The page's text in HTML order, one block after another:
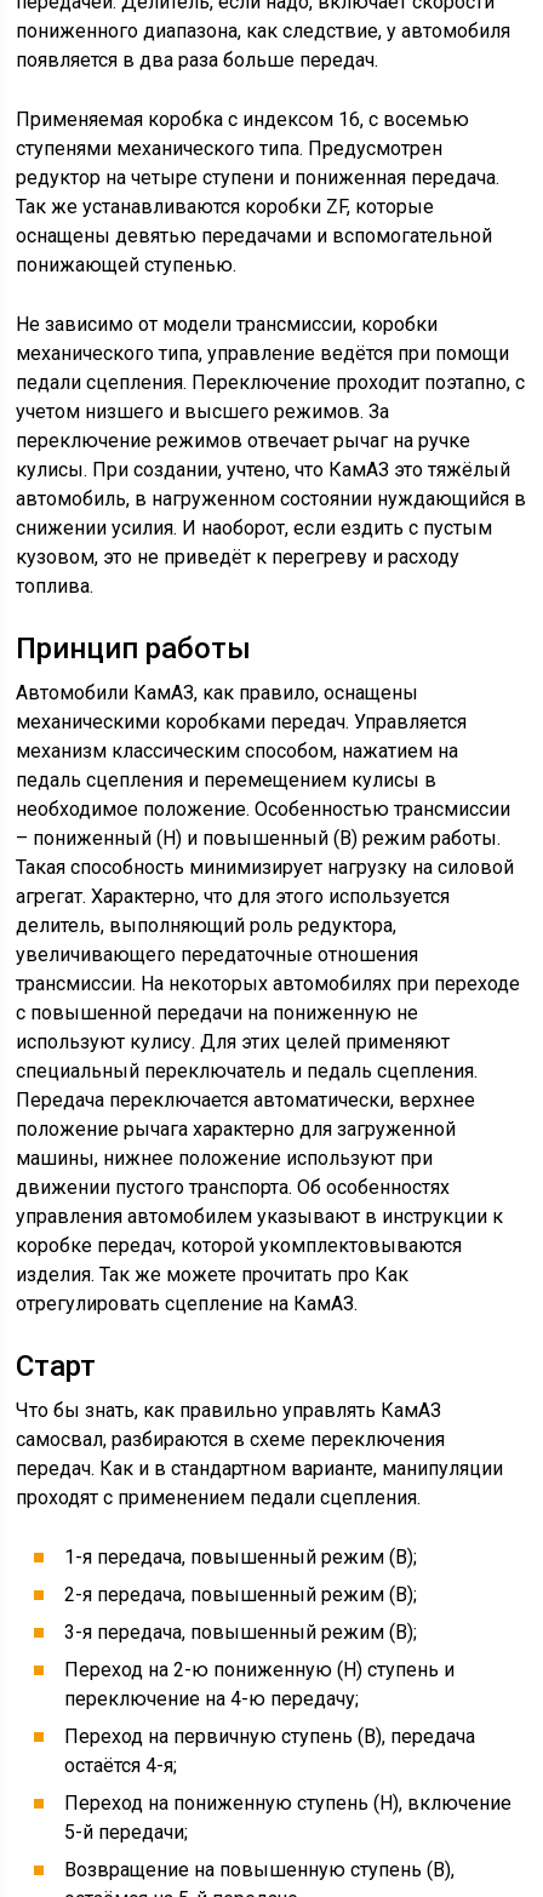
пониженного диапазона, как следствие, у автомобиля
появляется в два раза больше передач.
Применяемая коробка с индексом 16, с восемью
ступенями механического типа. Предусмотрен
редуктор на четыре ступени и пониженная передача.
Так же устанавливаются коробки ZF, которые
оснащены девятью передачами и вспомогательной
понижающей ступенью.
Не зависимо от модели трансмиссии, коробки
механического типа, управление ведётся при помощи
педали сцепления. Переключение проходит поэтапно, с
учетом низшего и высшего режимов. За
переключение режимов отвечает рычаг на ручке
кулисы. При создании, учтено, что КамАЗ это тяжёлый
автомобиль, в нагруженном состоянии нуждающийся в
снижении усилия. И наоборот, если ездить с пустым
кузовом, это не приведёт к перегреву и расходу
топлива.
Принцип работы
Автомобили КамАЗ, как правило, оснащены
механическими коробками передач. Управляется
механизм классическим способом, нажатием на
педаль сцепления и перемещением кулисы в
необходимое положение. Особенностью трансмиссии
– пониженный (Н) и повышенный (В) режим работы.
Такая способность минимизирует нагрузку на силовой
агрегат. Характерно, что для этого используется
делитель, выполняющий роль редуктора,
увеличивающего передаточные отношения
трансмиссии. На некоторых автомобилях при переходе
с повышенной передачи на пониженную не
используют кулису. Для этих целей применяют
специальный переключатель и педаль сцепления.
Передача переключается автоматически, верхнее
положение рычага характерно для загруженной
машины, нижнее положение используют при
движении пустого транспорта. Об особенностях
управления автомобилем указывают в инструкции к
коробке передач, которой укомплектовываются
изделия. Так же можете прочитать про Как
отрегулировать сцепление на КамАЗ.
Старт
Что бы знать, как правильно управлять КамАЗ
самосвал, разбираются в схеме переключения
передач. Как и в стандартном варианте, манипуляции
проходят с применением педали сцепления.
1-я передача, повышенный режим (В);
2-я передача, повышенный режим (В);
3-я передача, повышенный режим (В);
Переход на 2-ю пониженную (Н) ступень и
переключение на 4-ю передачу;
Переход на первичную ступень (В), передача
остаётся 4-я;
Переход на пониженную ступень (Н), включение
5-й передачи;
Возвращение на повышенную ступень (В),